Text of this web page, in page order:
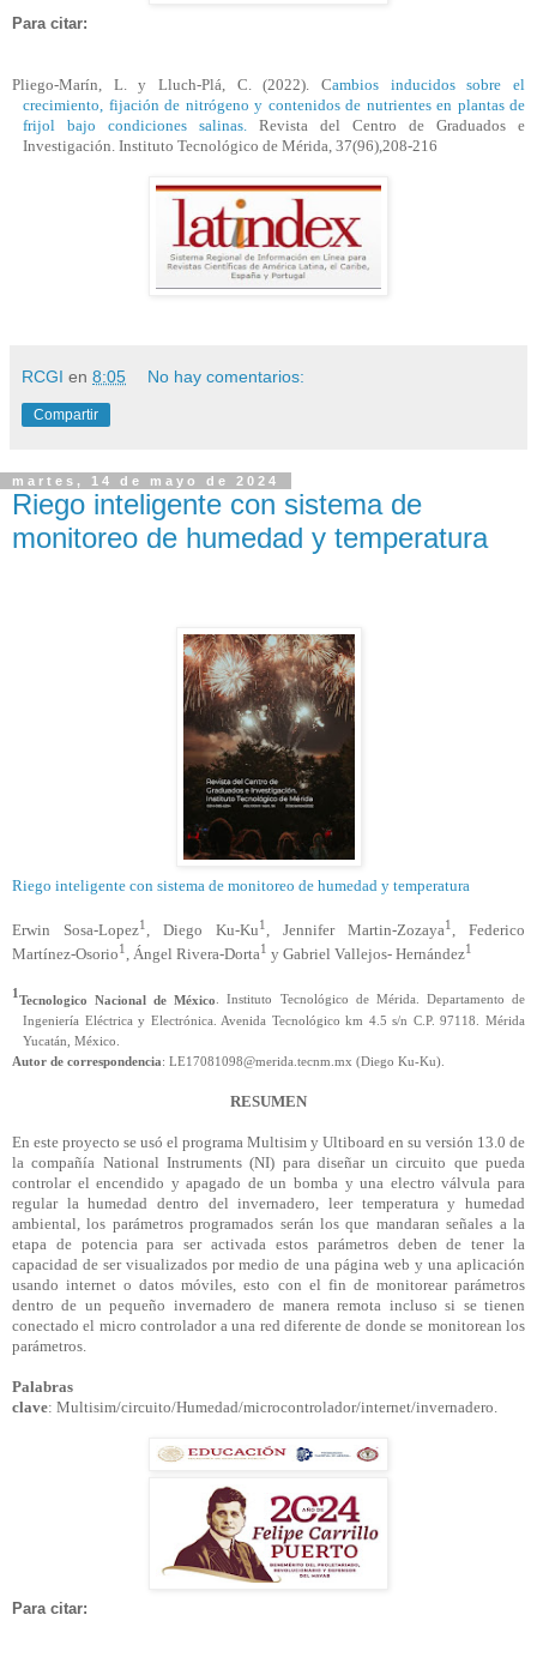
Para citar:
Pliego-Marín, L. y Lluch-Plá, C. (2022). Cambios inducidos sobre el
crecimiento, fijación de nitrógeno y contenidos de nutrientes en plantas de
frijol bajo condiciones salinas. Revista del Centro de Graduados e
Investigación. Instituto Tecnológico de Mérida, 37(96),208-216
RCGI en 8:05 No hay comentarios:
Compartir
martes, 14 de mayo de 2024
Riego inteligente con sistema de
monitoreo de humedad y temperatura
Riego inteligente con sistema de monitoreo de humedad y temperatura
Erwin Sosa-Lopez1 , Diego Ku-Ku1 , Jennifer Martin-Zozaya1
, Federico
Martínez-Osorio1 , Ángel Rivera-Dorta1 y Gabriel Vallejos- Hernández1
1Tecnologico Nacional de México. Instituto Tecnológico de Mérida. Departamento de
Ingeniería Eléctrica y Electrónica. Avenida Tecnológico km 4.5 s/n C.P. 97118. Mérida
Yucatán, México.
Autor de correspondencia: LE17081098@merida.tecnm.mx (Diego Ku-Ku).
RESUMEN
En este proyecto se usó el programa Multisim y Ultiboard en su versión 13.0 de
la compañía National Instruments (NI) para diseñar un circuito que pueda
controlar el encendido y apagado de un bomba y una electro válvula para
regular la humedad dentro del invernadero, leer temperatura y humedad
ambiental, los parámetros programados serán los que mandaran señales a la
etapa de potencia para ser activada estos parámetros deben de tener la
capacidad de ser visualizados por medio de una página web y una aplicación
usando internet o datos móviles, esto con el fin de monitorear parámetros
dentro de un pequeño invernadero de manera remota incluso si se tienen
conectado el micro controlador a una red diferente de donde se monitorean los
parámetros.
Palabras
clave: Multisim/circuito/Humedad/microcontrolador/internet/invernadero.
Para citar: